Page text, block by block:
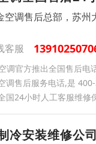
空调售后总部，苏州
客服
冷安装维修公司